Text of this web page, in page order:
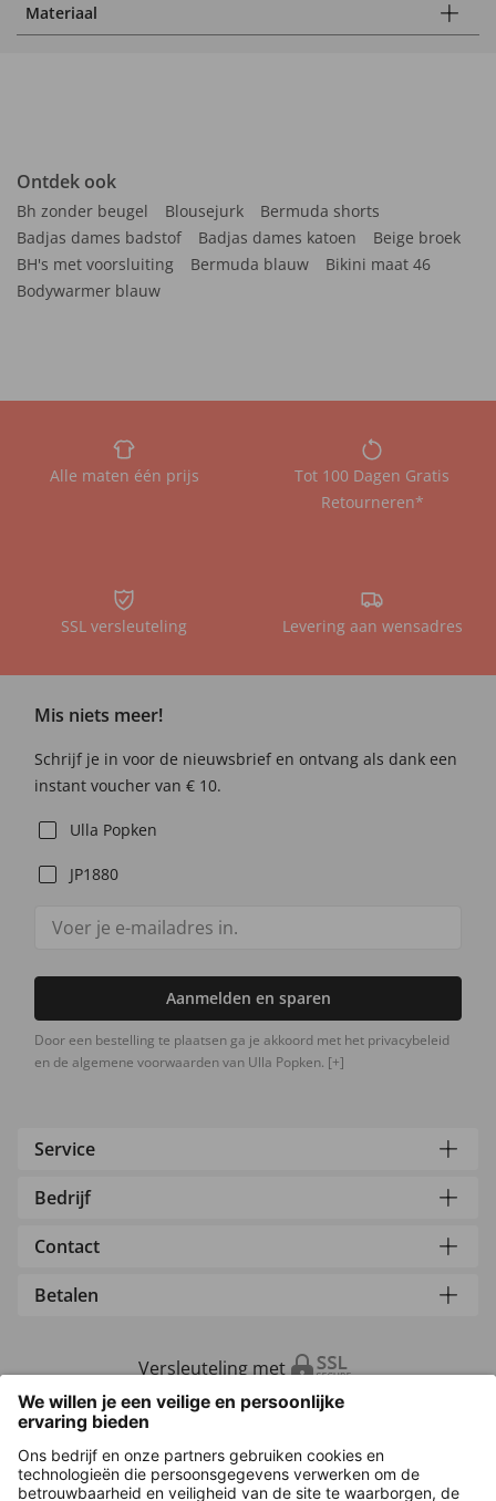
Materiaal
Ontdek ook
Bh zonder beugel Blousejurk
Bermuda shorts
Badjas dames badstof
Badjas dames katoen
Beige broek
BH's met voorsluiting
Bermuda blauw
Bikini maat 46
Bodywarmer blauw
Alle maten één prijs
Tot 100 Dagen Gratis
Retourneren*
SSL versleuteling Levering aan wensadres
Mis niets meer!
Schrijf je in voor de nieuwsbrief en ontvang als dank een
instant voucher van € 10.
Ulla Popken
JP1880
Aanmelden en sparen
Door een bestelling te plaatsen ga je akkoord met het privacybeleid
en de algemene voorwaarden van Ulla Popken. [+]
Service
Bedrijf
Contact
Betalen
Versleuteling met
Overige webwinkels